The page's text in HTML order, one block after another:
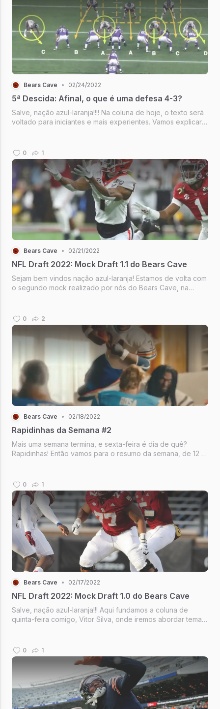
Bears Cave • 02/24/2022
5ª Descida: Afinal, o que é uma defesa 4-3?
Salve, nação azul-laranja!!!! Na coluna de hoje, o texto será
voltado para iniciantes e mais experientes. Vamos explicar
0 1
Bears Cave • 02/21/2022
NFL Draft 2022: Mock Draft 1.1 do Bears Cave
Sejam bem vindos nação azul-laranja! Estamos de volta com
o segundo mock realizado por nós do Bears Cave, na
torcedores, e, c...
0 2
Bears Cave • 02/18/2022
Rapidinhas da Semana #2
Mais uma semana termina, e sexta-feira é dia de quê?
Rapidinhas! Então vamos para o resumo da semana, de 12 a
0 1
Bears Cave • 02/17/2022
NFL Draft 2022: Mock Draft 1.0 do Bears Cave
Salve, nação azul-laranja!!! Aqui fundamos a coluna de
quinta-feira comigo, Vitor Silva, onde iremos abordar temas
0 1